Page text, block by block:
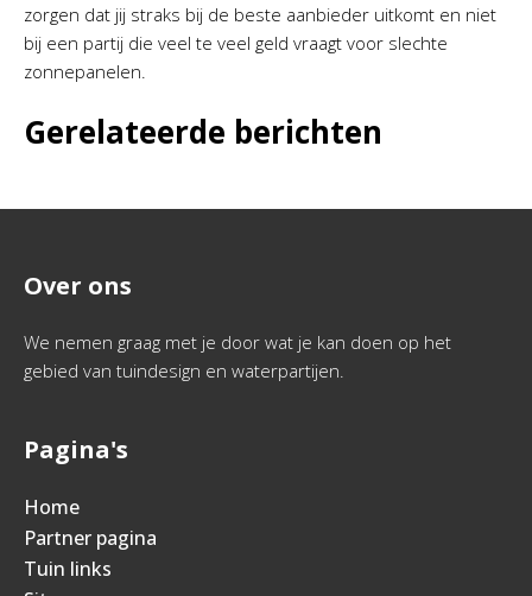
zorgen dat jij straks bij de beste aanbieder uitkomt en niet
bij een partij die veel te veel geld vraagt voor slechte
zonnepanelen.
Gerelateerde berichten
Over ons
We nemen graag met je door wat je kan doen op het
gebied van tuindesign en waterpartijen.
Pagina's
Home
Partner pagina
Tuin links